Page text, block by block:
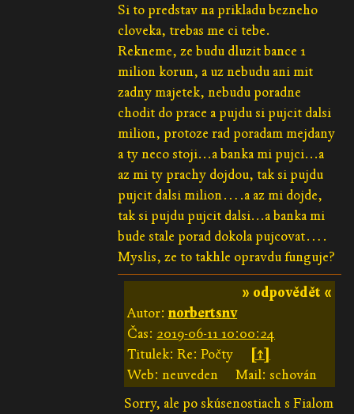
Si to predstav na prikladu bezneho
cloveka, trebas me ci tebe.
Rekneme, ze budu dluzit bance 1
milion korun, a uz nebudu ani mit
zadny majetek, nebudu poradne
chodit do prace a pujdu si pujcit dalsi
milion, protoze rad poradam mejdany
a ty neco stoji...a banka mi pujci...a
az mi ty prachy dojdou, tak si pujdu
pujcit dalsi milion….a az mi dojde,
tak si pujdu pujcit dalsi...a banka mi
bude stale porad dokola pujcovat….
Myslis, ze to takhle opravdu funguje?
» odpovědět «
Autor:norbertsnv
Čas: 2019-06-11 10:00:24
Titulek: Re: Počty
[↑]
Web: neuveden
Mail: schován
Sorry, ale po skúsenostiach s Fialom